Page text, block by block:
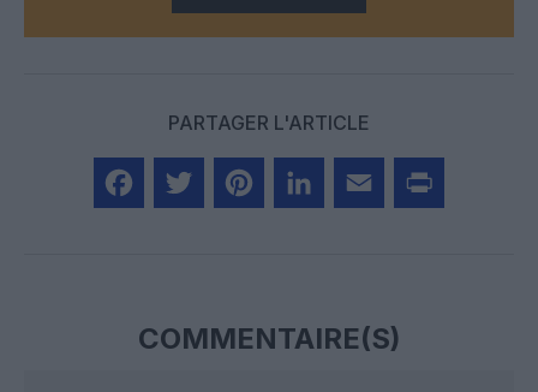
PARTAGER L'ARTICLE
COMMENTAIRE(S)